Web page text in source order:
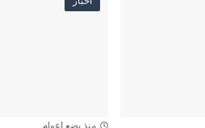
منذ بضع اعوام